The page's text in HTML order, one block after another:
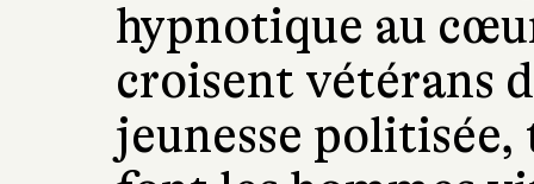
hypnotique au
croisent vétérans
jeunesse politisée,